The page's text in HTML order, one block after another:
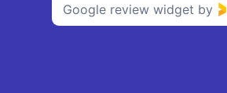
Google review widget by